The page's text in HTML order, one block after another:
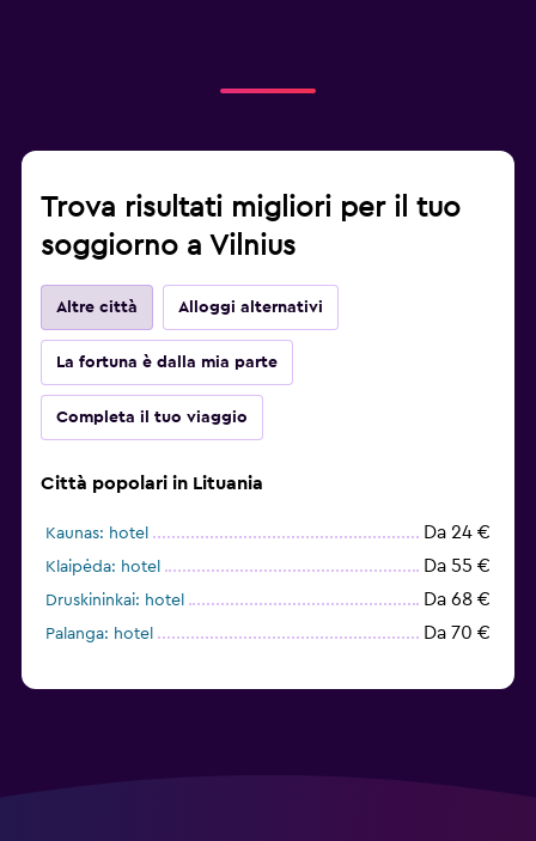
Trova risultati migliori per il tuo
soggiorno a Vilnius
Altre città Alloggi alternativi
La fortuna è dalla mia parte
Completa il tuo viaggio
Città popolari in Lituania
Kaunas: hotel Da 24 €
Klaipėda: hotel Da 55 €
Druskininkai: hotel Da 68 €
Palanga: hotel Da 70 €